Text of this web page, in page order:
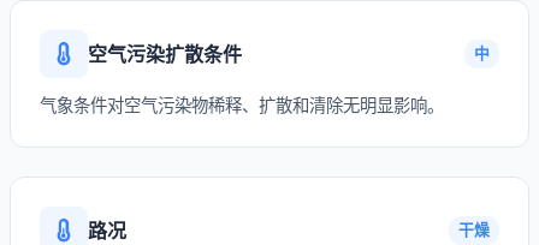
空气污染扩散条件 中
气象条件对空气污染物稀释、扩散和清除无明显影响。
路况 干燥